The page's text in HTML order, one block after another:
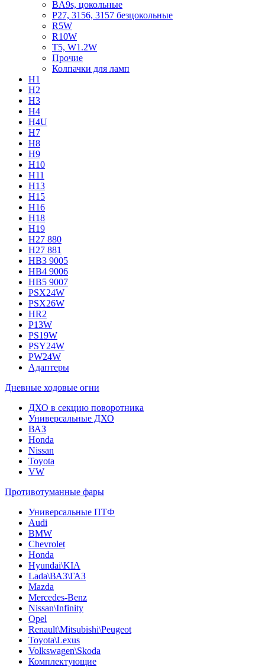
BA9s, цокольные
P27, 3156, 3157 безцокольные
R5W
R10W
T5, W1.2W
Прочие
Колпачки для ламп
H1
H2
H3
H4
H4U
H7
H8
H9
H10
H11
H13
H15
H16
H18
H19
H27 880
H27 881
HB3 9005
HB4 9006
HB5 9007
PSX24W
PSX26W
HR2
P13W
PS19W
PSY24W
PW24W
Адаптеры
Дневные ходовые огни
ДХО в секцию поворотника
Универсальные ДХО
ВАЗ
Honda
Nissan
Toyota
VW
Противотуманные фары
Универсальные ПТФ
Audi
BMW
Chevrolet
Honda
Hyundai\KIA
Lada\ВАЗ\ГАЗ
Mazda
Mercedes-Benz
Nissan\Infinity
Opel
Renault\Mitsubishi\Peugeot
Toyota\Lexus
Volkswagen\Skoda
Комплектующие